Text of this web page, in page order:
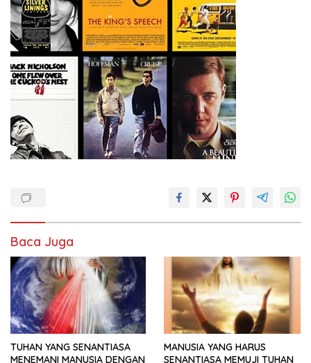
Baca Juga
TUHAN YANG SENANTIASA
MENEMANI MANUSIA DENGAN
MANUSIA YANG HARUS
SENANTIASA MEMUJI TUHAN